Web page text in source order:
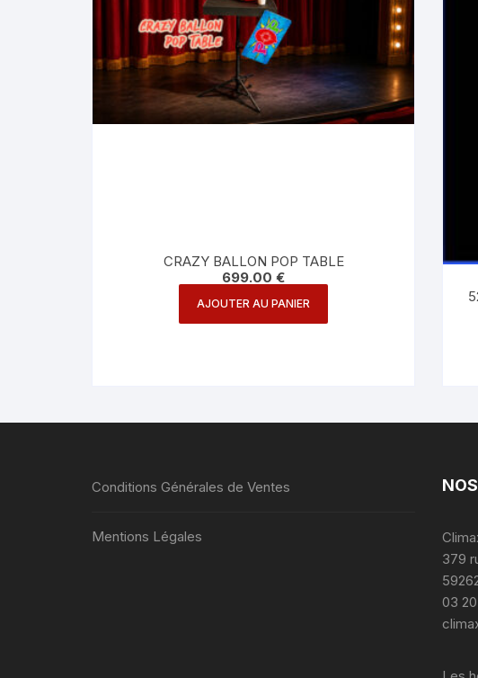
CRAZY BALLON POP TABLE
699.00 €
AJOUTER AU PANIER
Conditions Générales de Ventes
Mentions Légales
379
03